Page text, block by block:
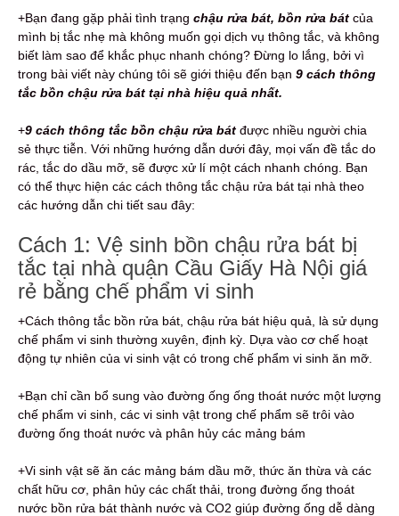
+Bạn đang gặp phải tình trạng chậu rửa bát, bồn rửa bát của
mình bị tắc nhẹ mà không muốn gọi dịch vụ thông tắc, và không
biết làm sao để khắc phục nhanh chóng? Đừng lo lắng, bởi vì
trong bài viết này chúng tôi sẽ giới thiệu đến bạn 9 cách thông
tắc bồn chậu rửa bát tại nhà hiệu quả nhất.
+9 cách thông tắc bồn chậu rửa bát được nhiều người chia
sẻ thực tiễn. Với những hướng dẫn dưới đây, mọi vấn đề tắc do
rác, tắc do dầu mỡ, sẽ được xử lí một cách nhanh chóng. Bạn
có thể thực hiện các cách thông tắc chậu rửa bát tại nhà theo
các hướng dẫn chi tiết sau đây:
Cách 1: Vệ sinh bồn chậu rửa bát bị
tắc tại nhà quận Cầu Giấy Hà Nội giá
rẻ bằng chế phẩm vi sinh
+Cách thông tắc bồn rửa bát, chậu rửa bát hiệu quả, là sử dụng
chế phẩm vi sinh thường xuyên, định kỳ. Dựa vào cơ chế hoạt
động tự nhiên của vi sinh vật có trong chế phẩm vi sinh ăn mỡ.
+Bạn chỉ cần bổ sung vào đường ống ống thoát nước một lượng
chế phẩm vi sinh, các vi sinh vật trong chế phẩm sẽ trôi vào
đường ống thoát nước và phân hủy các mảng bám
+Vi sinh vật sẽ ăn các mảng bám dầu mỡ, thức ăn thừa và các
chất hữu cơ, phân hủy các chất thải, trong đường ống thoát
nước bồn rửa bát thành nước và CO2 giúp đường ống dễ dàng